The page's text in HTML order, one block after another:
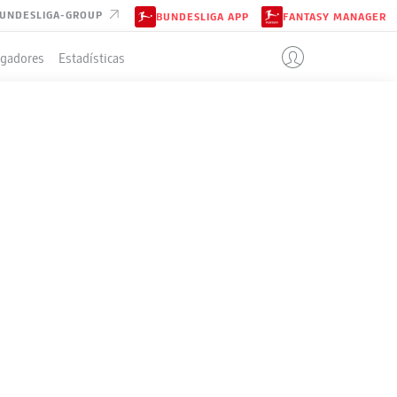
GROUP BUNDESLIGA APP FANTASY MANAGER
Estadísticas